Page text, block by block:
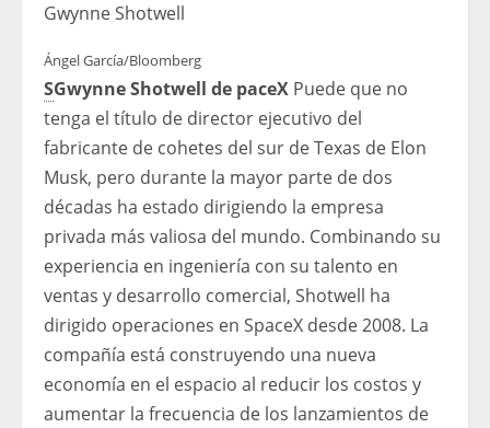
Gwynne Shotwell
Ángel García/Bloomberg
SGwynne Shotwell de paceX Puede que no
tenga el título de director ejecutivo del
fabricante de cohetes del sur de Texas de Elon
Musk, pero durante la mayor parte de dos
décadas ha estado dirigiendo la empresa
privada más valiosa del mundo. Combinando su
experiencia en ingeniería con su talento en
ventas y desarrollo comercial, Shotwell ha
dirigido operaciones en SpaceX desde 2008. La
compañía está construyendo una nueva
economía en el espacio al reducir los costos y
aumentar la frecuencia de los lanzamientos de